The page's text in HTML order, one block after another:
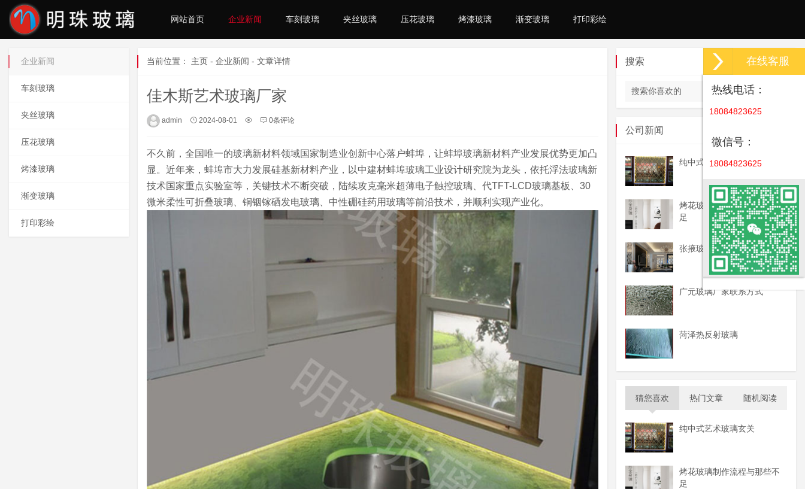
网站首页 企业新闻 车刻玻璃 夹丝玻璃 压花玻璃 烤漆玻璃 渐变玻璃 打印彩绘
当前位置： 主页 - 企业新闻 - 文章详情
佳木斯艺术玻璃厂家
admin 2024-08-01 0条评论
不久前，全国唯一的玻璃新材料领域国家制造业创新中心落户蚌埠，让蚌埠玻璃新材料产业发展优势更加凸
显。近年来，蚌埠市大力发展硅基新材料产业，以中建材蚌埠玻璃工业设计研究院为龙头，依托浮法玻璃新
技术国家重点实验室等，关键技术不断突破，陆续攻克毫米超薄电子触控玻璃、代TFT-LCD玻璃基板、30
微米柔性可折叠玻璃、铜铟镓硒发电玻璃、中性硼硅药用玻璃等前沿技术，并顺利实现产业化。
企业新闻
车刻玻璃
夹丝玻璃
压花玻璃
烤漆玻璃
渐变玻璃
打印彩绘
搜索
公司新闻
纯中式艺术玻璃玄关
烤花玻璃制作流程与那些不
足
张掖玻璃厂家
广元玻璃厂家联系方式
菏泽热反射玻璃
猜您喜欢 热门文章 随机阅读
纯中式艺术玻璃玄关
烤花玻璃制作流程与那些不
足
在线客服
热线电话：
18084823625
微信号：
18084823625